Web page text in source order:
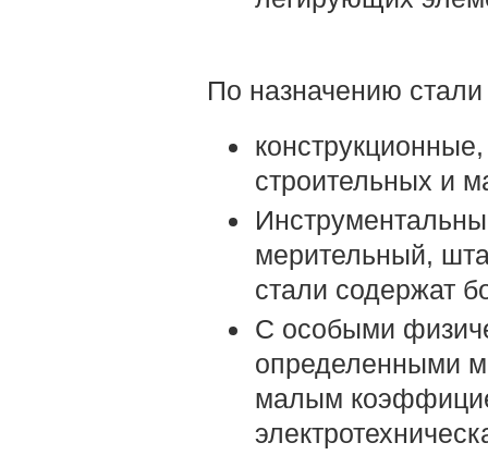
По назначению
строительных и
мерительный,
стали содержат
С особыми
определенными
малым